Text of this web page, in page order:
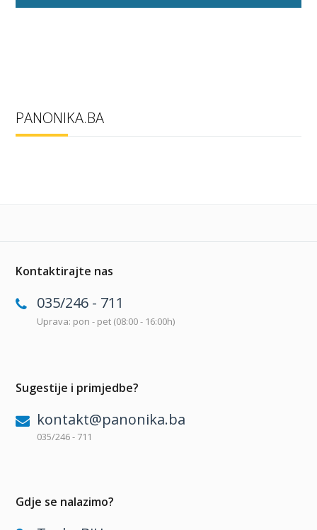
PANONIKA.BA
Kontaktirajte nas
035/246 - 711
Uprava: pon - pet (08:00 - 16:00h)
Sugestije i primjedbe?
kontakt@panonika.ba
035/246 - 711
Gdje se nalazimo?